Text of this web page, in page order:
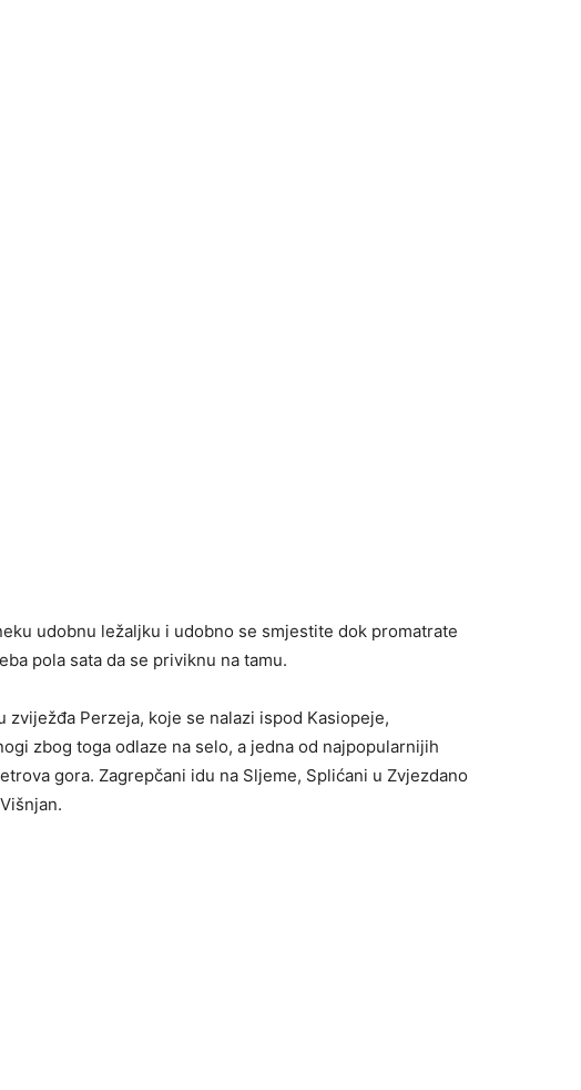
udobnu ležaljku i udobno se smjestite dok promatrate
pola sata da se priviknu na tamu.
Perzeja, koje se nalazi ispod Kasiopeje,
zbog toga odlaze na selo, a jedna od najpopularnijih
gora. Zagrepčani idu na Sljeme, Splićani u Zvjezdano